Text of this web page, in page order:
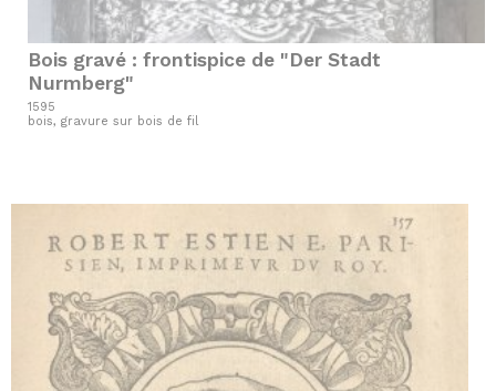
Bois gravé : frontispice de "Der Stadt
Nurmberg"
1595
bois, gravure sur bois de fil